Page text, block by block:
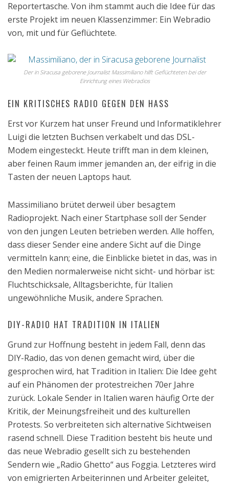
Reportertasche. Von ihm stammt auch die Idee für das
erste Projekt im neuen Klassenzimmer: Ein Webradio
von, mit und für Geflüchtete.
Der in Siracusa geborene Journalist Massimiliano hilft Geflüchteten bei der
Einrichtung eines Webradios
EIN KRITISCHES RADIO GEGEN DEN HASS
Erst vor Kurzem hat unser Freund und Informatiklehrer
Luigi die letzten Buchsen verkabelt und das DSL-
Modem eingesteckt. Heute trifft man in dem kleinen,
aber feinen Raum immer jemanden an, der eifrig in die
Tasten der neuen Laptops haut.
Massimiliano brütet derweil über besagtem
Radioprojekt. Nach einer Startphase soll der Sender
von den jungen Leuten betrieben werden. Alle hoffen,
dass dieser Sender eine andere Sicht auf die Dinge
vermitteln kann; eine, die Einblicke bietet in das, was in
den Medien normalerweise nicht sicht- und hörbar ist:
Fluchtschicksale, Alltagsberichte, für Italien
ungewöhnliche Musik, andere Sprachen.
DIY-RADIO HAT TRADITION IN ITALIEN
Grund zur Hoffnung besteht in jedem Fall, denn das
DIY-Radio, das von denen gemacht wird, über die
gesprochen wird, hat Tradition in Italien: Die Idee geht
auf ein Phänomen der protestreichen 70er Jahre
zurück. Lokale Sender in Italien waren häufig Orte der
Kritik, der Meinungsfreiheit und des kulturellen
Protests. So verbreiteten sich alternative Sichtweisen
rasend schnell. Diese Tradition besteht bis heute und
das neue Webradio gesellt sich zu bestehenden
Sendern wie „Radio Ghetto“ aus Foggia. Letzteres wird
von emigrierten Arbeiterinnen und Arbeiter geleitet,